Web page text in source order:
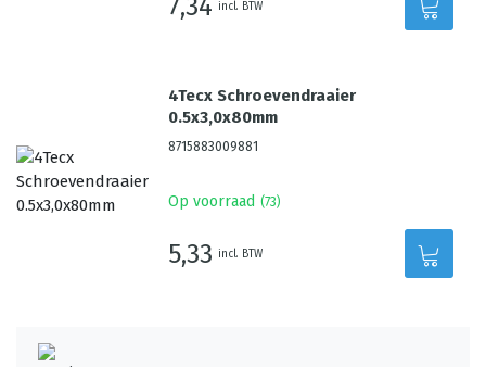
incl. BTW
4Tecx Schroevendraaier
0.5x3,0x80mm
8715883009881
Op voorraad (73)
5,33 incl. BTW